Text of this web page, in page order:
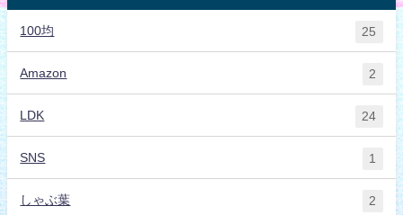
100均 25
Amazon 2
LDK 24
SNS 1
しゃぶ葉 2